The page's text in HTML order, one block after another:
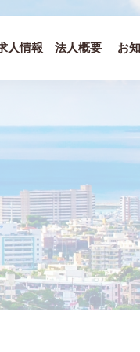
人情報 法人概要 お